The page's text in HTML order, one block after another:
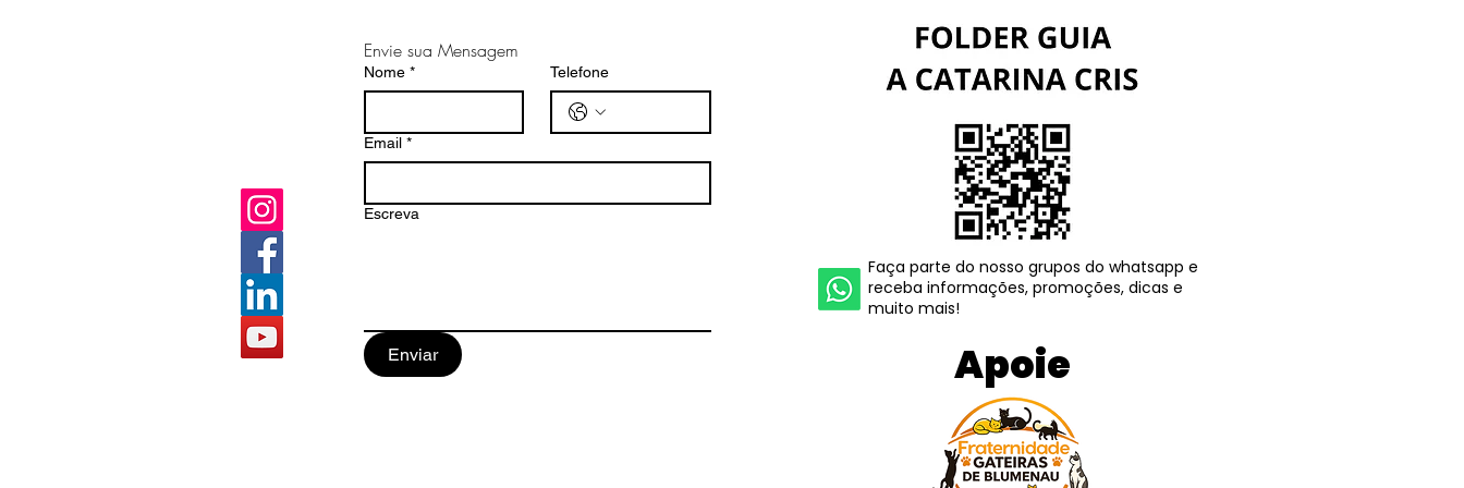
"Itajaí, a MAIX Quirida"!
Envie sua Mensagem
Nome * Telefone
Email *
Escreva
Enviar
Faça parte do nosso grupos do whatsapp e
receba informações, promoções, dicas e
muito mais!
Apoie